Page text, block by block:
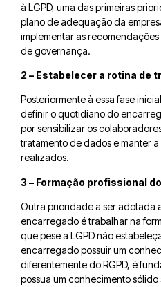
à LGPD, uma das primeiras
plano de adequação da
implementar as
de governança.
2 – Estabelecer a rotina de
Posteriormente à essa fase
definir o quotidiano do
por sensibilizar os
tratamento de dados e manter
realizados.
3 – Formação profissional
Outra prioridade a ser adotada
encarregado é trabalhar na
que pese a LGPD não
encarregado possuir um
diferentemente do RGPD, é
possua um conhecimento